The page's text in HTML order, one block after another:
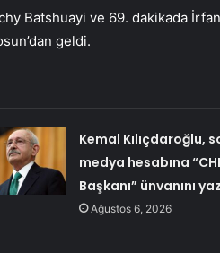
Batshuayi ve 69. dakikada
geldi.
Kemal Kılıçdaroğlu,
medya hesabına
Başkanı” ünvanını
Ağustos 6, 2026